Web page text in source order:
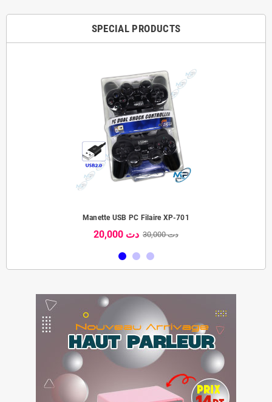
SPECIAL PRODUCTS
Manette USB PC Filaire XP-701
20,000 دت 30,000 دت